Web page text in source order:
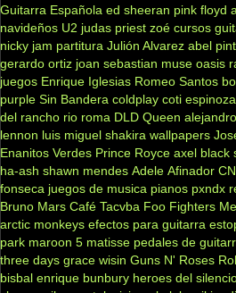
Guitarra Española ed sheeran pink floyd
navideños U2 judas priest zoé cursos
nicky jam partitura Julión Alvarez abel
gerardo ortiz joan sebastian muse oasis
juegos Enrique Iglesias Romeo Santos
purple Sin Bandera coldplay coti
del rancho rio roma DLD Queen
lennon luis miguel shakira wallpapers
Enanitos Verdes Prince Royce axel black
ha-ash shawn mendes Adele Afinador
fonseca juegos de musica pianos pxndx
Bruno Mars Café Tacvba Foo Fighters
arctic monkeys efectos para guitarra
park maroon 5 matisse pedales de
three days grace wisin Guns N' Roses
bisbal enrique bunbury heroes del